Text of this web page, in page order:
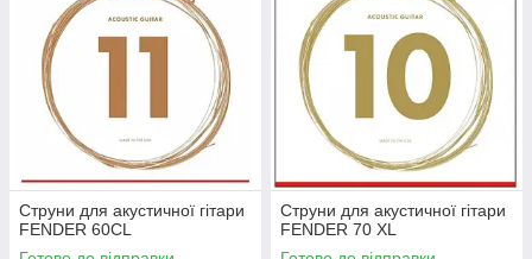
Струни для акустичної гітари
FENDER 60CL
Струни для акустичної гітари
FENDER 70 XL